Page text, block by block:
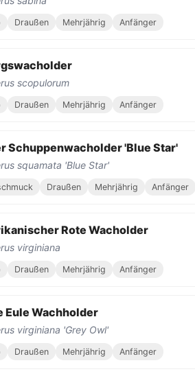
Draußen Mehrjährig Anfänger
scopulorum
Draußen Mehrjährig Anfänger
Schuppenwacholder 'Blue Star'
squamata 'Blue Star'
Draußen Mehrjährig Anfänger
Rote Wacholder
virginiana
Draußen Mehrjährig Anfänger
Eule Wachholder
virginiana 'Grey Owl'
Draußen Mehrjährig Anfänger